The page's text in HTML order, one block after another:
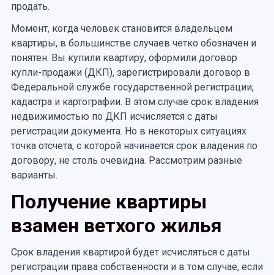
продать.
Момент, когда человек становится владельцем
квартиры, в большинстве случаев четко обозначен и
понятен. Вы купили квартиру, оформили договор
купли-продажи (ДКП), зарегистрировали договор в
Федеральной службе государственной регистрации,
кадастра и картографии. В этом случае срок владения
недвижимостью по ДКП исчисляется с даты
регистрации документа. Но в некоторых ситуациях
точка отсчета, с которой начинается срок владения по
договору, не столь очевидна. Рассмотрим разные
варианты.
Получение квартиры
взамен ветхого жилья
Срок владения квартирой будет исчисляться с даты
регистрации права собственности и в том случае, если